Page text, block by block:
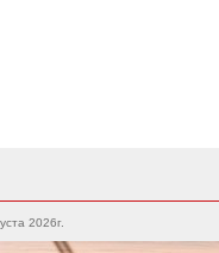
2026г.